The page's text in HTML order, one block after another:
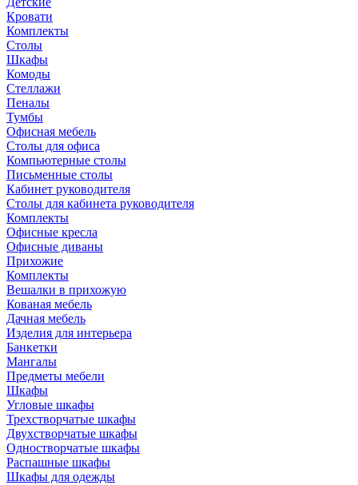
Кровати
Комплекты
Столы
Шкафы
Комоды
Стеллажи
Пеналы
Тумбы
Офисная мебель
Столы для офиса
Компьютерные столы
Письменные столы
Кабинет руководителя
Столы для кабинета руководителя
Комплекты
Офисные кресла
Офисные диваны
Прихожие
Комплекты
Вешалки в прихожую
Кованая мебель
Дачная мебель
Изделия для интерьера
Банкетки
Мангалы
Предметы мебели
Шкафы
Угловые шкафы
Трехстворчатые шкафы
Двухстворчатые шкафы
Одностворчатые шкафы
Распашные шкафы
Шкафы для одежды